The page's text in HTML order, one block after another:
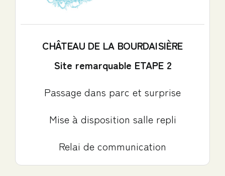
CHÂTEAU DE LA BOURDAISIÈRE
Site remarquable ETAPE 2
Passage dans parc et surprise
Mise à disposition salle repli
Relai de communication